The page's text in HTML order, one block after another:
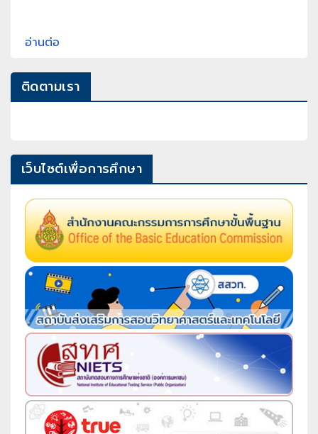
อ่านต่อ
ติดตามเรา
เว็บไซต์เพื่อการศึกษา